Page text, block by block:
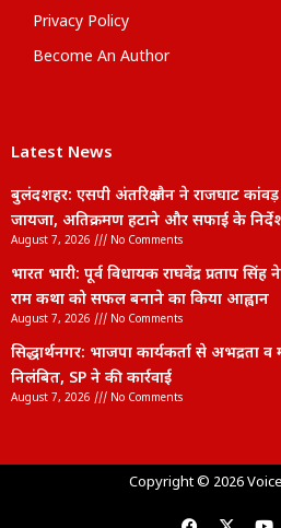
Privacy Policy
Become An Author
Latest News
बुलंदशहर: एसपी अंतरिक्ष जैन ने राजघाट
जायजा, अतिक्रमण हटाने और सफाई के
August 7, 2026 No Comments
भारत भारी: पूर्व विधायक राघवेंद्र प्रताप सिंह
राम कथा को सफल बनाने का किया आह्वान
August 7, 2026 No Comments
सिद्धार्थनगर: भाजपा कार्यकर्ता से अभद्रता
निलंबित, SP ने की कार्रवाई
August 7, 2026 No Comments
Copyright © 2026